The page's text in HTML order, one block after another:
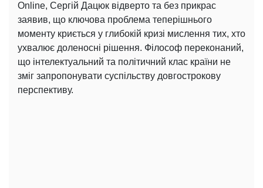
Online, Сергій Дацюк відверто та без прикрас
заявив, що ключова проблема теперішнього
моменту криється у глибокій кризі мислення тих, хто
ухвалює доленосні рішення. Філософ переконаний,
що інтелектуальний та політичний клас країни не
зміг запропонувати суспільству довгострокову
перспективу.